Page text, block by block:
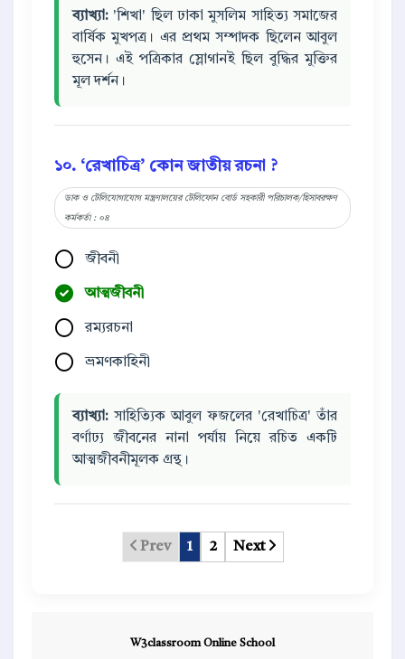
ব্যাখ্যা: 'শিখা' ছিল ঢাকা মুসলিম সাহিত্য সমাজের
বার্ষিক মুখপত্র। এর প্রথম সম্পাদক ছিলেন আবুল
হুসেন। এই পত্রিকার স্লোগানই ছিল বুদ্ধির মুক্তির
মূল দর্শন।
১০. ‘রেখাচিত্র’ কোন জাতীয় রচনা ?
ডাক ও টেলিযোগাযোগ মন্ত্রণালয়ের টেলিফোন বোর্ড সহকারী পরিচালক/হিসাবরক্ষণ
কর্মকর্তা : ০৪
জীবনী
আত্মজীবনী
রম্যরচনা
ভ্রমণকাহিনী
ব্যাখ্যা: সাহিত্যিক আবুল ফজলের 'রেখাচিত্র' তাঁর
বর্ণাঢ্য জীবনের নানা পর্যায় নিয়ে রচিত একটি
আত্মজীবনীমূলক গ্রন্থ।
Prev 1 2 Next
W3classroom Online School